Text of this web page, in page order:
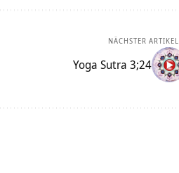
NÄCHSTER ARTIKEL
Yoga Sutra 3;24